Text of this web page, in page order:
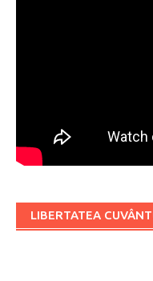
LIBERTATEA